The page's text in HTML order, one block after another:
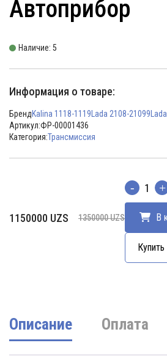
Автоприбор
Наличие: 5
Информация о товаре:
БрендKalina 1118-1119 Lada 2108-21099
Артикул:ФР-00001436
Категория:Трансмиссия
1350000UZS
Первоначальная
1150000 UZS
Текущая
В
Описание Оплата